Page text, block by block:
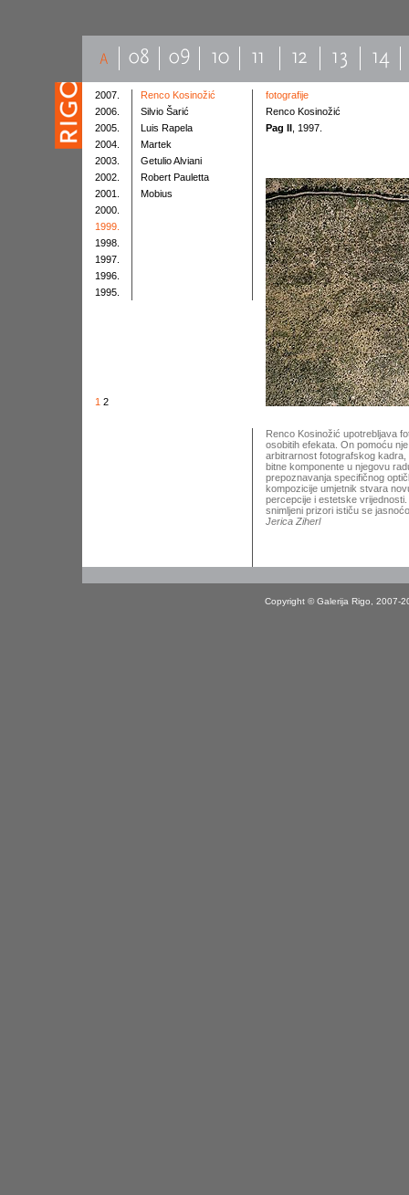
2007.
2006.
2005.
2004.
2003.
2002.
2001.
2000.
1999.
1998.
1997.
1996.
1995.
Renco Kosinožić
Silvio Šarić
Luis Rapela
Martek
Getulio Alviani
Robert Pauletta
Mobius
1 2
fotografije
Renco Kosinožić
Pag II , 1997.
Renco Kosinožić upotrebljava
osobitih efekata. On pomoću
arbitrarnost fotografskog
bitne komponente u njegovu
prepoznavanja specifičnog
kompozicije umjetnik stvara
percepcije i estetske
snimljeni prizori ističu se
Jerica Ziherl
Copyright © Galerija Rigo, 2007-